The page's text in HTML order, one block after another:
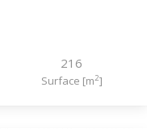
216
Surface [m2]